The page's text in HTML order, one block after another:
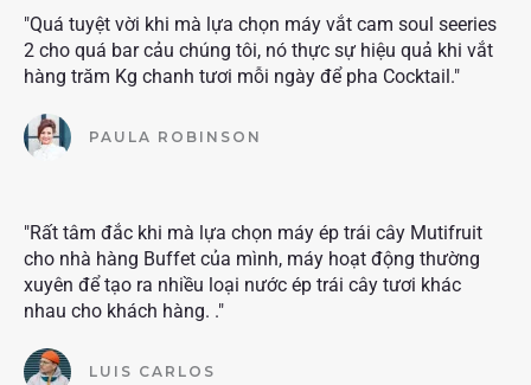
"Quá tuyệt vời khi mà lựa chọn máy vắt cam soul seeries
2 cho quá bar cảu chúng tôi, nó thực sự hiệu quả khi vắt
hàng trăm Kg chanh tươi mỗi ngày để pha Cocktail."
PAULA ROBINSON
"Rất tâm đắc khi mà lựa chọn máy ép trái cây Mutifruit
cho nhà hàng Buffet của mình, máy hoạt động thường
xuyên để tạo ra nhiều loại nước ép trái cây tươi khác
nhau cho khách hàng. ."
LUIS CARLOS